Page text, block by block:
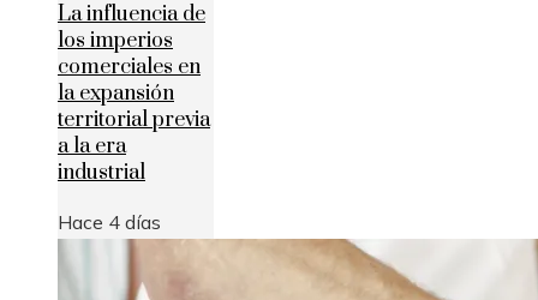
La influencia de
los imperios
comerciales en
la expansión
territorial previa
a la era
industrial
Hace 4 días